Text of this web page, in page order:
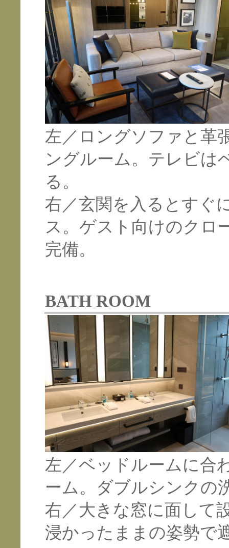
左／ロングソファと革
ングルーム。テレビは
る。
右／玄関を入るとすぐ
ス。ゲスト向けのクロ
完備。
BATH ROOM
左／ベッドルームに合
ーム。ダブルシンクの
右／大きな窓に面して
浸かったままの姿勢で